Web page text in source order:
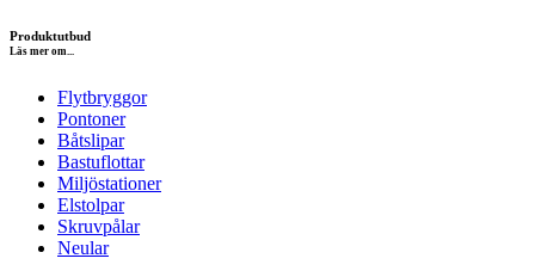
Produktutbud
Läs mer om...
Flytbryggor
Pontoner
Båtslipar
Bastuflottar
Miljöstationer
Elstolpar
Skruvpålar
Neular